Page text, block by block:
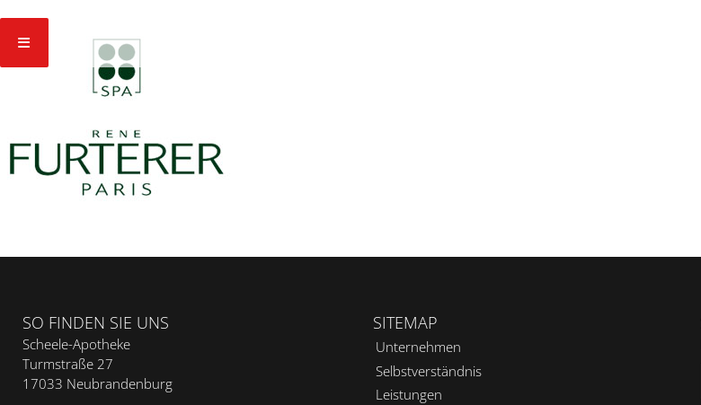
SO FINDEN SIE UNS
Scheele-Apotheke
Turmstraße 27
17033 Neubrandenburg
SITEMAP
Unternehmen
Selbstverständnis
Leistungen